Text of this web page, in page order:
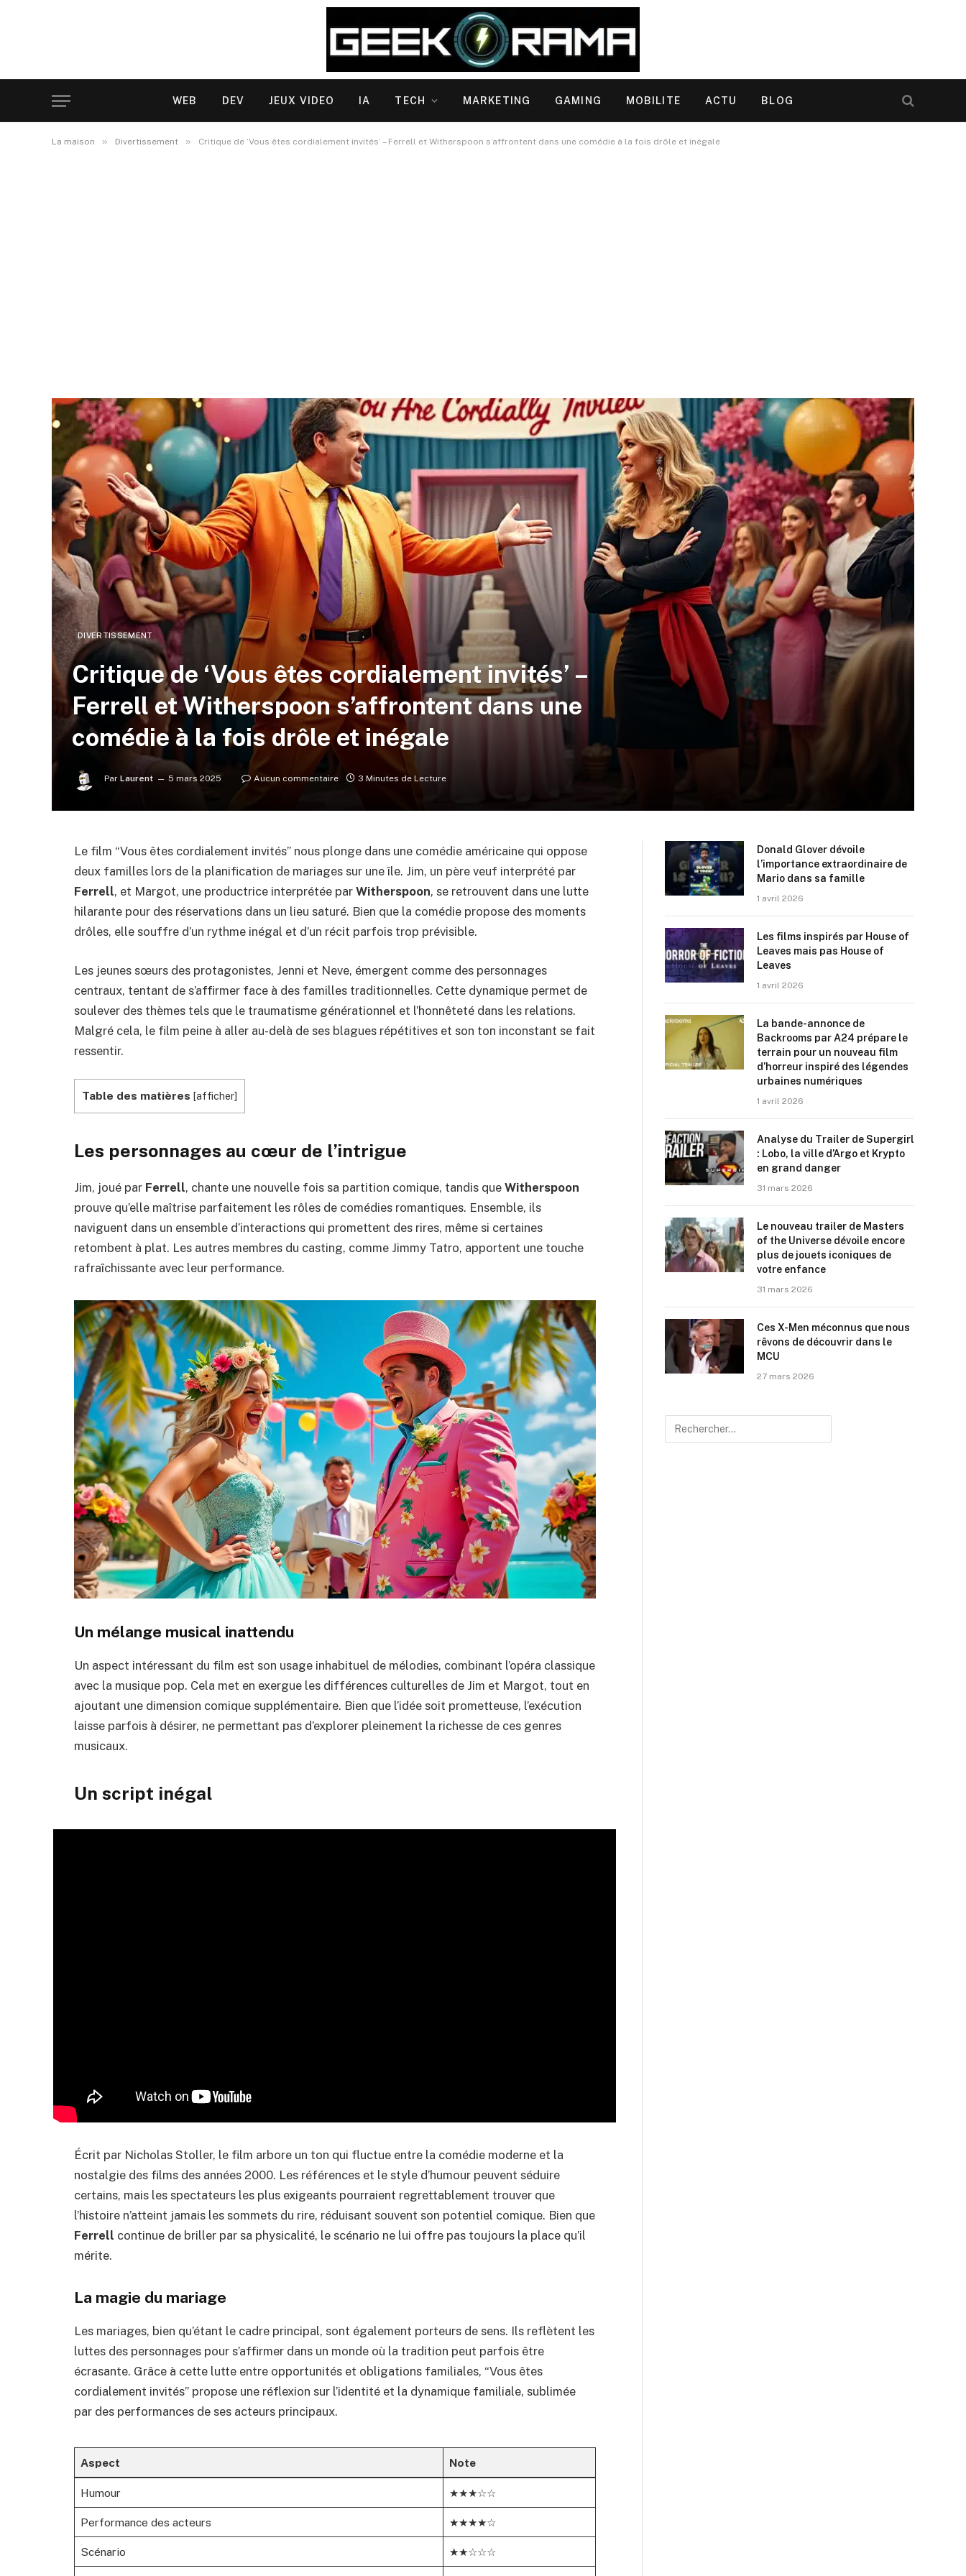
WEB DEV JEUX VIDEO IA TECH MARKETING GAMING MOBILITE ACTU BLOG
La maison » Divertissement » Critique de ‘Vous êtes cordialement invités’ – Ferrell et Witherspoon s’affrontent dans une comédie à la fois drôle et inégale
DIVERTISSEMENT
Critique de ‘Vous êtes cordialement invités’ –
Ferrell et Witherspoon s’affrontent dans une
comédie à la fois drôle et inégale
Par Laurent 5 mars 2025 Aucun commentaire 3 Minutes de Lecture
Le film “Vous êtes cordialement invités” nous plonge dans une comédie américaine qui oppose
deux familles lors de la planification de mariages sur une île. Jim, un père veuf interprété par
Ferrell, et Margot, une productrice interprétée par Witherspoon, se retrouvent dans une lutte
hilarante pour des réservations dans un lieu saturé. Bien que la comédie propose des moments
drôles, elle souffre d’un rythme inégal et d’un récit parfois trop prévisible.
Les jeunes sœurs des protagonistes, Jenni et Neve, émergent comme des personnages
centraux, tentant de s’affirmer face à des familles traditionnelles. Cette dynamique permet de
soulever des thèmes tels que le traumatisme générationnel et l’honnêteté dans les relations.
Malgré cela, le film peine à aller au-delà de ses blagues répétitives et son ton inconstant se fait
ressentir.
Table des matières [afficher]
Les personnages au cœur de l’intrigue
Jim, joué par Ferrell, chante une nouvelle fois sa partition comique, tandis que Witherspoon
prouve qu’elle maîtrise parfaitement les rôles de comédies romantiques. Ensemble, ils
naviguent dans un ensemble d’interactions qui promettent des rires, même si certaines
retombent à plat. Les autres membres du casting, comme Jimmy Tatro, apportent une touche
rafraîchissante avec leur performance.
Un mélange musical inattendu
Un aspect intéressant du film est son usage inhabituel de mélodies, combinant l’opéra classique
avec la musique pop. Cela met en exergue les différences culturelles de Jim et Margot, tout en
ajoutant une dimension comique supplémentaire. Bien que l’idée soit prometteuse, l’exécution
laisse parfois à désirer, ne permettant pas d’explorer pleinement la richesse de ces genres
musicaux.
Un script inégal
Écrit par Nicholas Stoller, le film arbore un ton qui fluctue entre la comédie moderne et la
nostalgie des films des années 2000. Les références et le style d’humour peuvent séduire
certains, mais les spectateurs les plus exigeants pourraient regrettablement trouver que
l’histoire n’atteint jamais les sommets du rire, réduisant souvent son potentiel comique. Bien que
Ferrell continue de briller par sa physicalité, le scénario ne lui offre pas toujours la place qu’il
mérite.
La magie du mariage
Les mariages, bien qu’étant le cadre principal, sont également porteurs de sens. Ils reflètent les
luttes des personnages pour s’affirmer dans un monde où la tradition peut parfois être
écrasante. Grâce à cette lutte entre opportunités et obligations familiales, “Vous êtes
cordialement invités” propose une réflexion sur l’identité et la dynamique familiale, sublimée
par des performances de ses acteurs principaux.
Aspect Note
Humour ★★★☆☆
Performance des acteurs ★★★★☆
Scénario ★★☆☆☆
Donald Glover dévoile
l’importance extraordinaire de
Mario dans sa famille
1 avril 2026
Les films inspirés par House of
Leaves mais pas House of
Leaves
1 avril 2026
La bande-annonce de
Backrooms par A24 prépare le
terrain pour un nouveau film
d’horreur inspiré des légendes
urbaines numériques
1 avril 2026
Analyse du Trailer de Supergirl
: Lobo, la ville d’Argo et Krypto
en grand danger
31 mars 2026
Le nouveau trailer de Masters
of the Universe dévoile encore
plus de jouets iconiques de
votre enfance
31 mars 2026
Ces X-Men méconnus que nous
rêvons de découvrir dans le
MCU
27 mars 2026